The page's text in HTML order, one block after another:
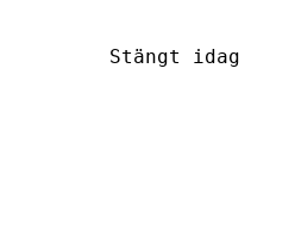
Stängt idag